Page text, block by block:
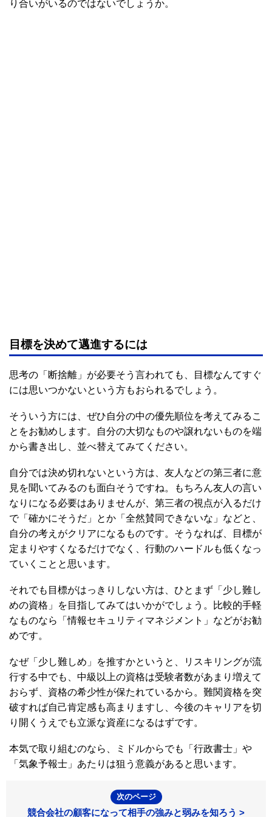
り合いがいるのではないでしょうか。
目標を決めて邁進するには
思考の「断捨離」が必要そう言われても、目標なんてすぐ
には思いつかないという方もおられるでしょう。
そういう方には、ぜひ自分の中の優先順位を考えてみるこ
とをお勧めします。自分の大切なものや譲れないものを端
から書き出し、並べ替えてみてください。
自分では決め切れないという方は、友人などの第三者に意
見を聞いてみるのも面白そうですね。もちろん友人の言い
なりになる必要はありませんが、第三者の視点が入るだけ
で「確かにそうだ」とか「全然賛同できないな」などと、
自分の考えがクリアになるものです。そうなれば、目標が
定まりやすくなるだけでなく、行動のハードルも低くなっ
ていくことと思います。
それでも目標がはっきりしない方は、ひとまず「少し難し
めの資格」を目指してみてはいかがでしょう。比較的手軽
なものなら「情報セキュリティマネジメント」などがお勧
めです。
なぜ「少し難しめ」を推すかというと、リスキリングが流
行する中でも、中級以上の資格は受験者数があまり増えて
おらず、資格の希少性が保たれているから。難関資格を突
破すれば自己肯定感も高まりますし、今後のキャリアを切
り開くうえでも立派な資産になるはずです。
本気で取り組むのなら、ミドルからでも「行政書士」や
「気象予報士」あたりは狙う意義があると思います。
次のページ
競合会社の顧客になって相手の強みと弱みを知ろう >